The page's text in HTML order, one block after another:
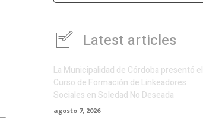
Latest articles
La Municipalidad de Córdoba presentó el
Curso de Formación de Linkeadores
Sociales en Soledad No Deseada
agosto 7, 2026